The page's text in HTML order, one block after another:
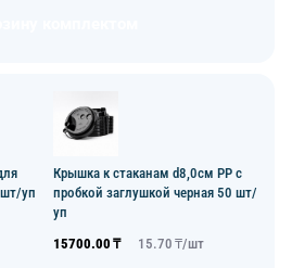
уп
Крышка к стаканам d8,0см PP с
пробкой заглушкой черная 50 шт/
уп
15700.00 ₸ 15.70 ₸/шт